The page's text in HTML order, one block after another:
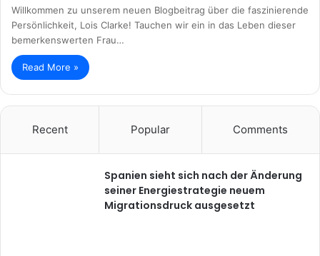
Willkommen zu unserem neuen Blogbeitrag über die faszinierende
Persönlichkeit, Lois Clarke! Tauchen wir ein in das Leben dieser
bemerkenswerten Frau…
Read More »
Recent Popular Comments
Spanien sieht sich nach der Änderung
seiner Energiestrategie neuem
Migrationsdruck ausgesetzt